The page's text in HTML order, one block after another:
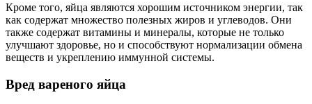
Кроме того, яйца являются хорошим источником энергии, так
как содержат множество полезных жиров и углеводов. Они
также содержат витамины и минералы, которые не только
улучшают здоровье, но и способствуют нормализации обмена
веществ и укреплению иммунной системы.
Вред вареного яйца